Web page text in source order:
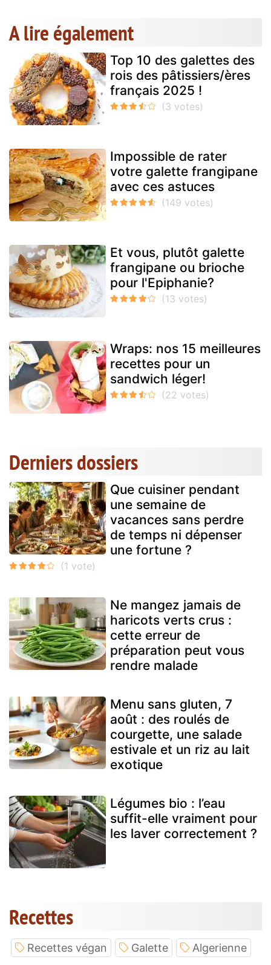
A lire également
Top 10 des galettes des
rois des pâtissiers/ères
français 2025 !
Impossible de rater
votre galette frangipane
avec ces astuces
Et vous, plutôt galette
frangipane ou brioche
pour l'Epiphanie?
Wraps: nos 15 meilleures
recettes pour un
sandwich léger!
Derniers dossiers
Que cuisiner pendant
une semaine de
vacances sans perdre
de temps ni dépenser
une fortune ?
Ne mangez jamais de
haricots verts crus :
cette erreur de
préparation peut vous
rendre malade
Menu sans gluten, 7
août : des roulés de
courgette, une salade
estivale et un riz au lait
exotique
Légumes bio : l’eau
suffit-elle vraiment pour
les laver correctement ?
Recettes
Recettes végan Galette Algerienne